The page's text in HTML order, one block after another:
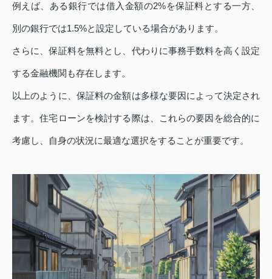
例えば、ある銀行では借入金額の2%を保証料とする一方、
別の銀行では1.5%と設定している場合があります。
さらに、保証料を無料とし、代わりに事務手数料を高く設定
する金融機関も存在します。
以上のように、保証料の金額は多様な要因によって決定され
ます。住宅ローンを検討する際は、これらの要因を総合的に
考慮し、自身の状況に最適な選択をすることが重要です。